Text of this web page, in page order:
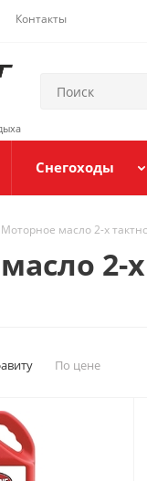
Контакты
Снегоходы
Моторное масло 2-х
2-
По цене